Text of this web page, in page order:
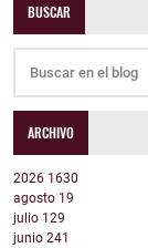
BUSCAR
ARCHIVO
2026 1630
agosto 19
julio 129
junio 241